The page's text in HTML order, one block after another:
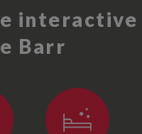
interactive
Barr